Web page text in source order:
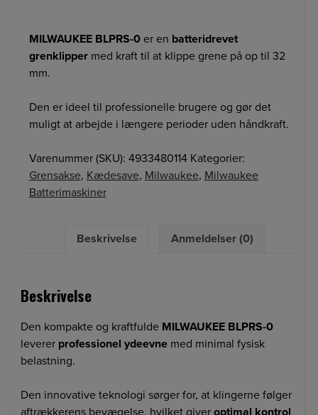
M12
antal
MILWAUKEE BLPRS-0er en batteridrevet
grenklippermed kraft til at klippe grene på op til 32
mm.
Den er ideel til professionelle brugere og gør det
muligt at arbejde i længere perioder uden håndkraft.
Varenummer (SKU): 4933480114 Kategorier:
Grensakse, Kædesave, Milwaukee, Milwaukee
Batterimaskiner
Beskrivelse Anmeldelser (0)
Beskrivelse
Den kompakte og kraftfulde MILWAUKEE BLPRS-0
leverer professionel ydeevnemed minimal fysisk
belastning.
Den innovative teknologi sørger for, at klingerne følger